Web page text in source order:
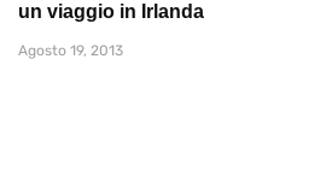
un viaggio in Irlanda
Agosto 19, 2013